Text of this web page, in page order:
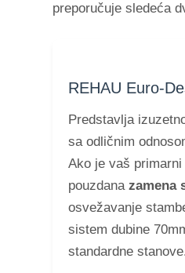
preporučuje sledeća
REHAU Euro-
Predstavlja
sa odličnim
Ako je vaš
pouzdana zamena
osvežavanje
sistem dubine
standardne